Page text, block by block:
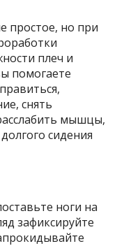
простое, но при
плеч и
помогаете
снять
мышцы,
сидения
ноги на
зафиксируйте